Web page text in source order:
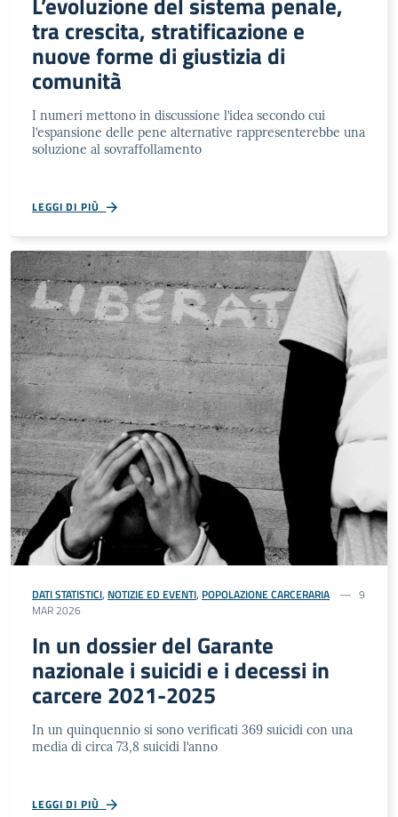
tra crescita, stratificazione e
nuove forme di giustizia di
comunità
I numeri mettono in discussione l’idea secondo cui
l’espansione delle pene alternative rappresenterebbe una
soluzione al sovraffollamento
LEGGI DI PIÙ
DATI STATISTICI, NOTIZIE ED EVENTI, POPOLAZIONE CARCERARIA
9
MAR 2026
In un dossier del Garante
nazionale i suicidi e i decessi in
carcere 2021-2025
In un quinquennio si sono verificati 369 suicidi con una
media di circa 73,8 suicidi l’anno
LEGGI DI PIÙ